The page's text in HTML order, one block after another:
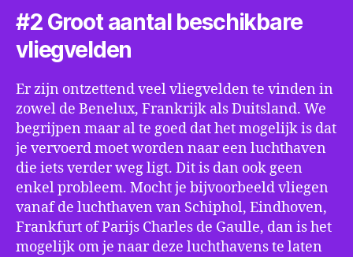
#2 Groot aantal beschikbare
vliegvelden
Er zijn ontzettend veel vliegvelden te vinden in
zowel de Benelux, Frankrijk als Duitsland. We
begrijpen maar al te goed dat het mogelijk is dat
je vervoerd moet worden naar een luchthaven
die iets verder weg ligt. Dit is dan ook geen
enkel probleem. Mocht je bijvoorbeeld vliegen
vanaf de luchthaven van Schiphol, Eindhoven,
Frankfurt of Parijs Charles de Gaulle, dan is het
mogelijk om je naar deze luchthavens te laten